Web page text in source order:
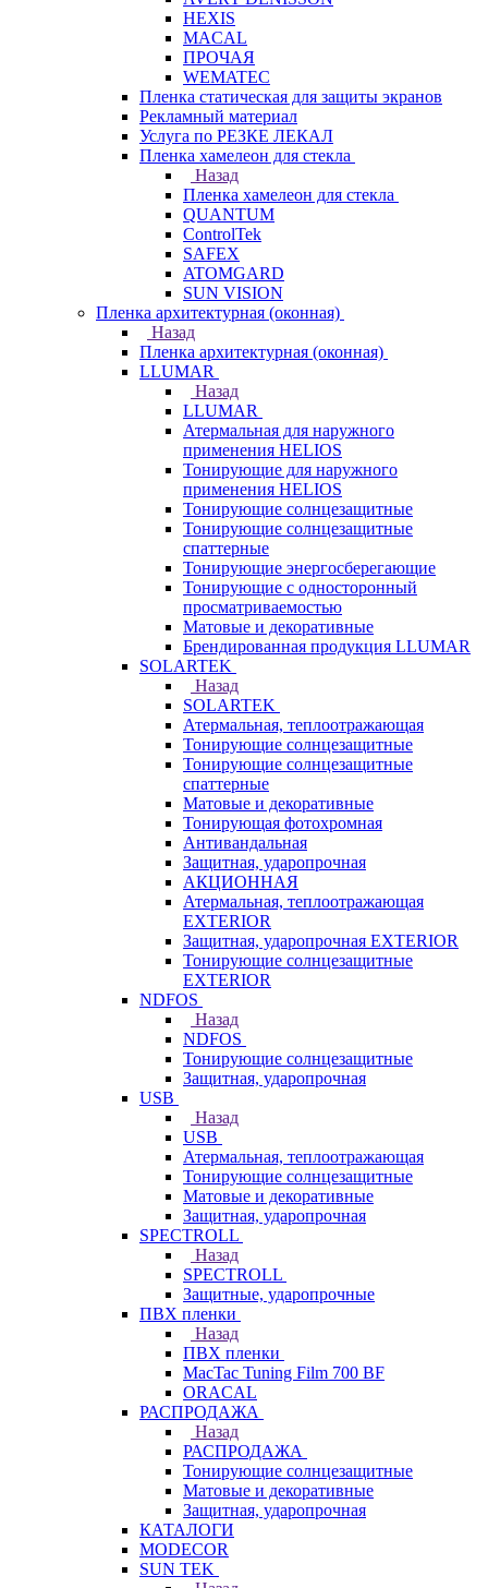
HEXIS
MACAL
ПРОЧАЯ
WEMATEC
Пленка статическая для защиты экранов
Рекламный материал
Услуга по РЕЗКЕ ЛЕКАЛ
Пленка хамелеон для стекла
Назад
Пленка хамелеон для стекла
QUANTUM
ControlTek
SAFEX
ATOMGARD
SUN VISION
Пленка архитектурная (оконная)
Назад
Пленка архитектурная (оконная)
LLUMAR
Назад
LLUMAR
Атермальная для наружного
применения HELIOS
Тонирующие для наружного
применения HELIOS
Тонирующие солнцезащитные
Тонирующие солнцезащитные
спаттерные
Тонирующие энергосберегающие
Тонирующие с односторонный
просматриваемостью
Матовые и декоративные
Брендированная продукция LLUMAR
SOLARTEK
Назад
SOLARTEK
Атермальная, теплоотражающая
Тонирующие солнцезащитные
Тонирующие солнцезащитные
спаттерные
Матовые и декоративные
Тонирующая фотохромная
Антивандальная
Защитная, ударопрочная
АКЦИОННАЯ
Атермальная, теплоотражающая
EXTERIOR
Защитная, ударопрочная EXTERIOR
Тонирующие солнцезащитные
EXTERIOR
NDFOS
Назад
NDFOS
Тонирующие солнцезащитные
Защитная, ударопрочная
USB
Назад
USB
Атермальная, теплоотражающая
Тонирующие солнцезащитные
Матовые и декоративные
Защитная, ударопрочная
SPECTROLL
Назад
SPECTROLL
Защитные, ударопрочные
ПВХ пленки
Назад
ПВХ пленки
MacTac Tuning Film 700 BF
ORACAL
РАСПРОДАЖА
Назад
РАСПРОДАЖА
Тонирующие солнцезащитные
Матовые и декоративные
Защитная, ударопрочная
КАТАЛОГИ
MODECOR
SUN TEK